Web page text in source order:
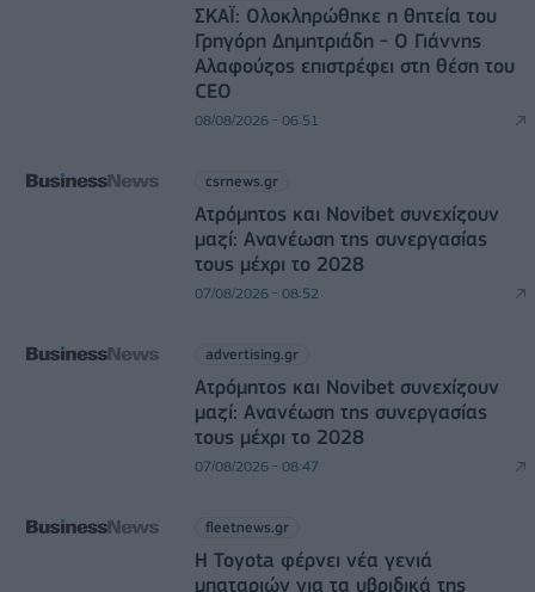
ΣΚΑΪ: Ολοκληρώθηκε η θητεία του
Γρηγόρη Δημητριάδη - Ο Γιάννης
Αλαφούζος επιστρέφει στη θέση του
CEO
08/08/2026 - 06:51
csrnews.gr
Ατρόμητος και Novibet συνεχίζουν
μαζί: Ανανέωση της συνεργασίας
τους μέχρι το 2028
07/08/2026 - 08:52
advertising.gr
Ατρόμητος και Novibet συνεχίζουν
μαζί: Ανανέωση της συνεργασίας
τους μέχρι το 2028
07/08/2026 - 08:47
fleetnews.gr
Η Toyota φέρνει νέα γενιά
μπαταριών για τα υβριδικά της